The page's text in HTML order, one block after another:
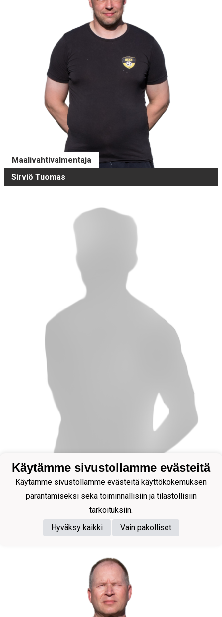
Maalivahtivalmentaja
Sirviö Tuomas
Mohamed Rashad
Käytämme sivustollamme evästeitä
Käytämme sivustollamme evästeitä käyttökokemuksen
parantamiseksi sekä toiminnallisiin ja tilastollisiin
tarkoituksiin.
Hyväksy kaikki
Vain pakolliset